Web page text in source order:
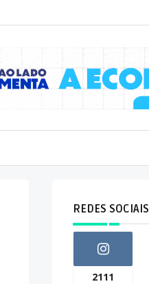
REDES SOCIAIS
2111